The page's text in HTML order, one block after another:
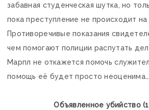
забавная студенческая шутка, но
пока преступление не происходит
Противоречивые показания
чем помогают полиции распутать
Марпл не откажется помочь
помощь её будет просто неоценима…
Объявленное убийство